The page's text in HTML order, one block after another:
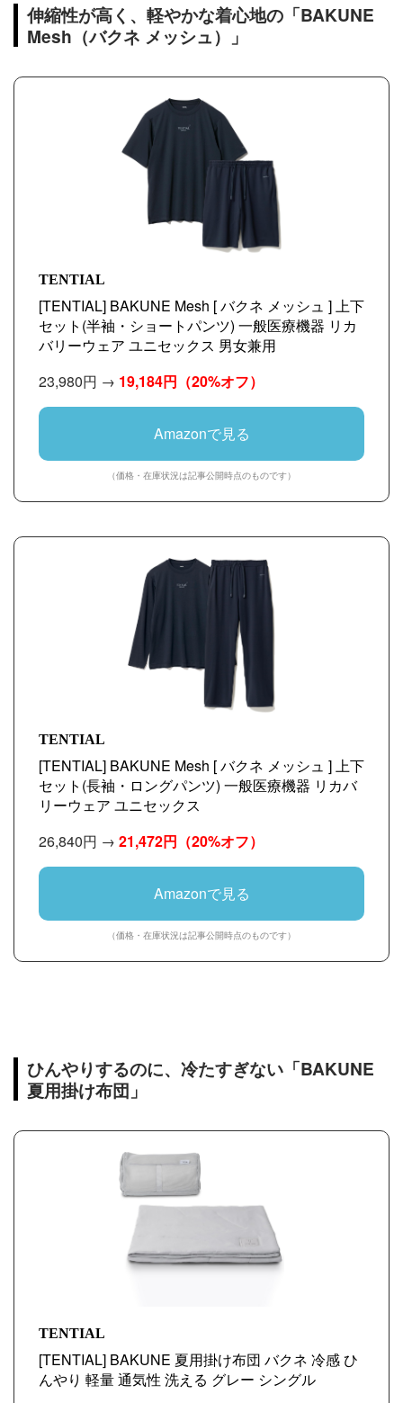
伸縮性が高く、軽やかな着心地の「BAKUNE
Mesh（バクネ メッシュ）」
TENTIAL
[TENTIAL] BAKUNE Mesh [ バクネ メッシュ ] 上下
セット(半袖・ショートパンツ) 一般医療機器 リカ
バリーウェア ユニセックス 男女兼用
23,980円 → 19,184円 （20%オフ）
Amazonで見る
（価格・在庫状況は記事公開時点のものです）
TENTIAL
[TENTIAL] BAKUNE Mesh [ バクネ メッシュ ] 上下
セット(長袖・ロングパンツ) 一般医療機器 リカバ
リーウェア ユニセックス
26,840円 → 21,472円 （20%オフ）
Amazonで見る
（価格・在庫状況は記事公開時点のものです）
ひんやりするのに、冷たすぎない「BAKUNE
夏用掛け布団」
TENTIAL
[TENTIAL] BAKUNE 夏用掛け布団 バクネ 冷感 ひ
んやり 軽量 通気性 洗える グレー シングル